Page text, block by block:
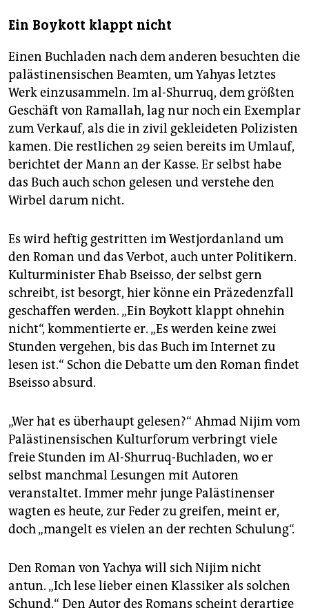
Ein Boykott klappt nicht
Einen Buchladen nach dem anderen besuchten die
palästinensischen Beamten, um Yahyas letztes
Werk einzusammeln. Im al-Shurruq, dem größten
Geschäft von Ramallah, lag nur noch ein Exemplar
zum Verkauf, als die in zivil gekleideten Polizisten
kamen. Die restlichen 29 seien bereits im Umlauf,
berichtet der Mann an der Kasse. Er selbst habe
das Buch auch schon gelesen und verstehe den
Wirbel darum nicht.
Es wird heftig gestritten im Westjordanland um
den Roman und das Verbot, auch unter Politikern.
Kulturminister Ehab Bseisso, der selbst gern
schreibt, ist besorgt, hier könne ein Präzedenzfall
geschaffen werden. „Ein Boykott klappt ohnehin
nicht“, kommentierte er. „Es werden keine zwei
Stunden vergehen, bis das Buch im Internet zu
lesen ist.“ Schon die Debatte um den Roman findet
Bseisso absurd.
„Wer hat es überhaupt gelesen?“ Ahmad Nijim vom
Palästinensischen Kulturforum verbringt viele
freie Stunden im Al-Shurruq-Buchladen, wo er
selbst manchmal Lesungen mit Autoren
veranstaltet. Immer mehr junge Palästinenser
wagten es heute, zur Feder zu greifen, meint er,
doch „mangelt es vielen an der rechten Schulung“.
Den Roman von Yachya will sich Nijim nicht
antun. „Ich lese lieber einen Klassiker als solchen
Schund.“ Den Autor des Romans scheint derartige